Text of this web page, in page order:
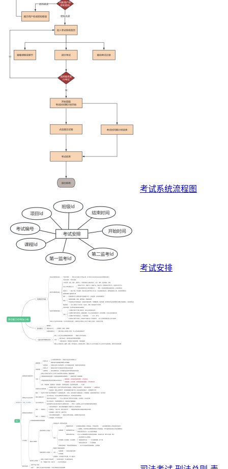
考试系统流程图
考试安排